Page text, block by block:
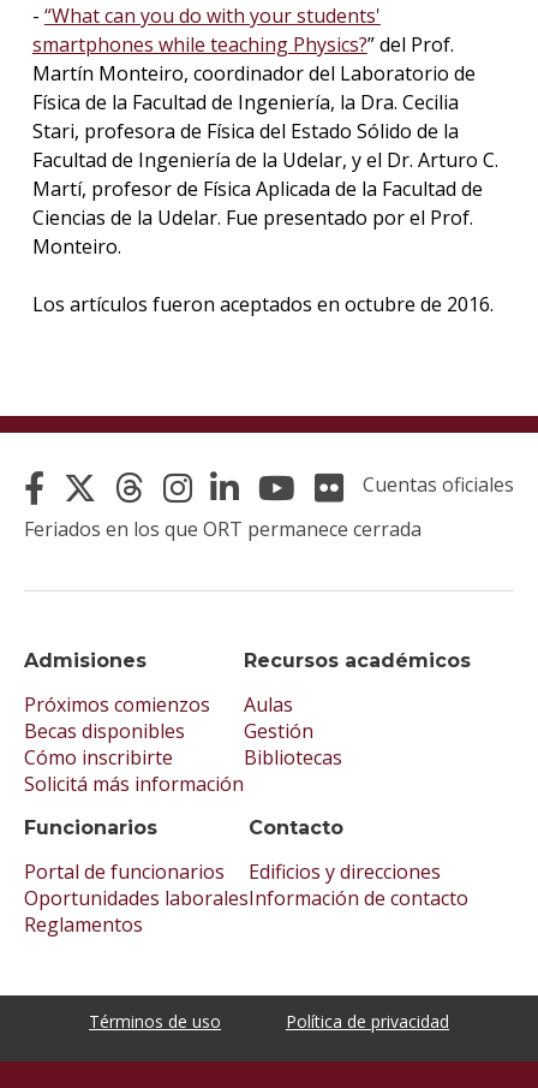
- “What can you do with your students'
smartphones while teaching Physics?” del Prof.
Martín Monteiro, coordinador del Laboratorio de
Física de la Facultad de Ingeniería, la Dra. Cecilia
Stari, profesora de Física del Estado Sólido de la
Facultad de Ingeniería de la Udelar, y el Dr. Arturo C.
Martí, profesor de Física Aplicada de la Facultad de
Ciencias de la Udelar. Fue presentado por el Prof.
Monteiro.
Los artículos fueron aceptados en octubre de 2016.
Admisiones
Próximos comienzos
Becas disponibles
Cómo inscribirte
Solicitá más información
Recursos académicos
Aulas
Gestión
Bibliotecas
Funcionarios
Portal de funcionarios
Oportunidades laborales
Reglamentos
Contacto
Edificios y direcciones
Información de contacto
Cuentas oficiales
Feriados en los que ORT permanece cerrada
Términos de uso Política de privacidad